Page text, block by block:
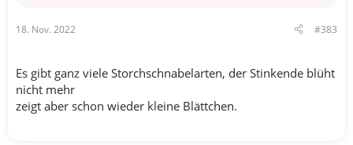
:
18. Nov. 2022 #383
Es gibt ganz viele Storchschnabelarten, der Stinkende blüht
nicht mehr
zeigt aber schon wieder kleine Blättchen.